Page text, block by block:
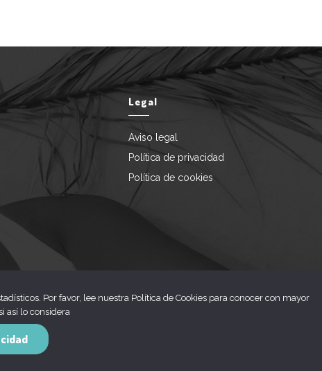
Legal
Aviso legal
Política de privacidad
Política de cookies
Por favor, lee nuestra Política de Cookies para conocer con mayor
así lo considera